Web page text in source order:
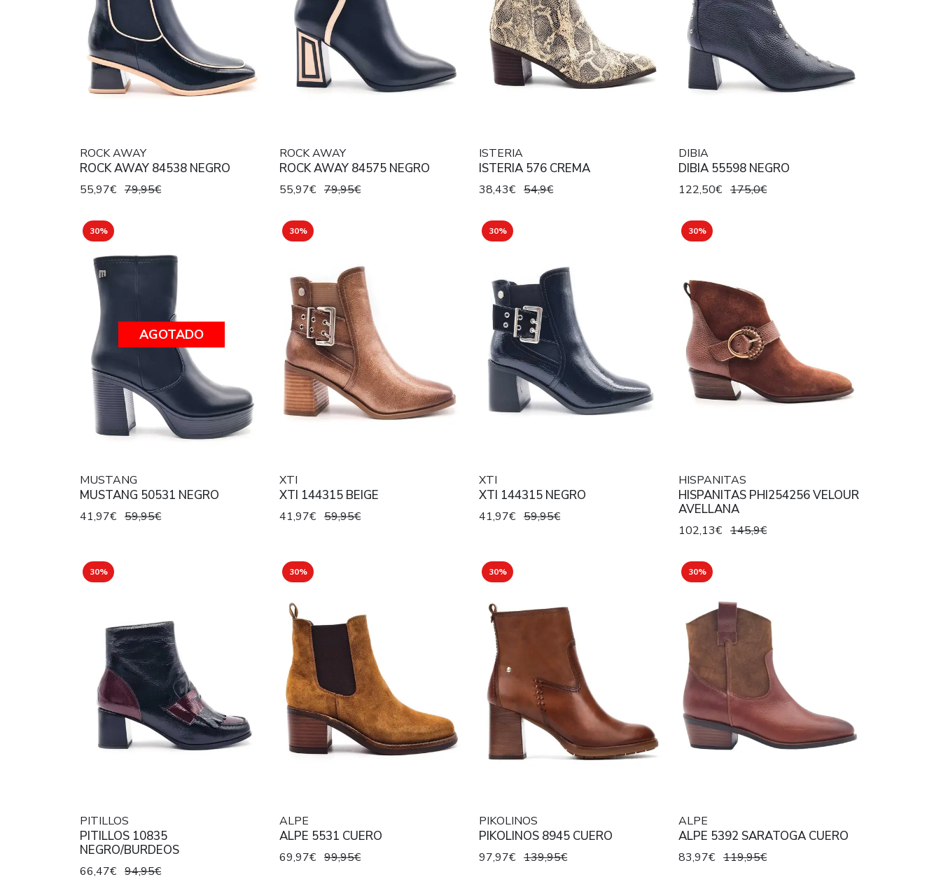
ROCK AWAY
ROCK AWAY 84538 NEGRO
55,97€ 79,95€
ROCK AWAY
ROCK AWAY 84575 NEGRO
55,97€ 79,95€
ISTERIA
ISTERIA 576 CREMA
38,43€ 54,9€
DIBIA
DIBIA 55598 NEGRO
122,50€ 175,0€
30%
AGOTADO
MUSTANG
MUSTANG 50531 NEGRO
41,97€ 59,95€
30%
XTI
XTI 144315 BEIGE
41,97€ 59,95€
30%
XTI
XTI 144315 NEGRO
41,97€ 59,95€
30%
HISPANITAS
HISPANITAS PHI254256 VELOUR
AVELLANA
102,13€ 145,9€
30%
PITILLOS
PITILLOS 10835
NEGRO/BURDEOS
66,47€ 94,95€
30%
ALPE
ALPE 5531 CUERO
69,97€ 99,95€
30%
PIKOLINOS
PIKOLINOS 8945 CUERO
97,97€ 139,95€
30%
ALPE
ALPE 5392 SARATOGA CUERO
83,97€ 119,95€